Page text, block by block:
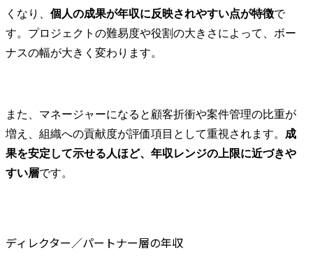
くなり、 個人の成果が年収に反映されやすい点が特徴で
す。プロジェクトの難易度や役割の大きさによって、ボー
ナスの幅が大きく変わります。
また、マネージャーになると顧客折衝や案件管理の比重が
増え、組織への貢献度が評価項目として重視されます。 成
果を安定して示せる人ほど、年収レンジの上限に近づきや
すい層です。
ディレクター／パートナー層の年収